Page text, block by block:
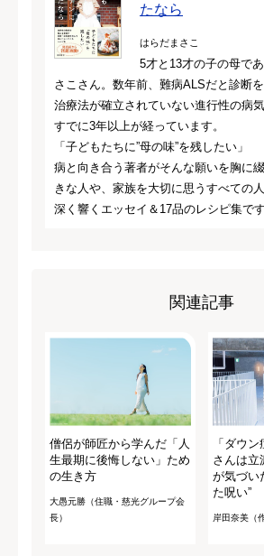
たなら
はらだまさこ
5才と13才の子の母で
さこさん。数年前、難病ALSだと診断を
治療法が確立されていない進行性の病
すでに3年以上が経っています。
「子どもたちに”母の味”を残したい」
病と向き合う著者がそんな願いを胸に
きな人や、家族を大切に思うすべての
深く響くエッセイ＆17品のレシピ集です
関連記事
僧侶が師匠から学んだ「人
生最期に後悔しない」ため
の生き方
大愚元勝（住職・慈光グループ会
長）
「ダウ
さんは立
が気づい
た呪い”
岸田奈美（